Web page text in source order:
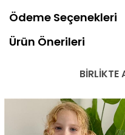
Ödeme Seçenekleri
Ürün Önerileri